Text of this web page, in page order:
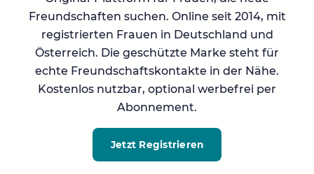
Freundschaften suchen. Online seit 2014, mit
registrierten Frauen in Deutschland und
Österreich. Die geschützte Marke steht für
echte Freundschaftskontakte in der Nähe.
Kostenlos nutzbar, optional werbefrei per
Abonnement.
Jetzt Registrieren